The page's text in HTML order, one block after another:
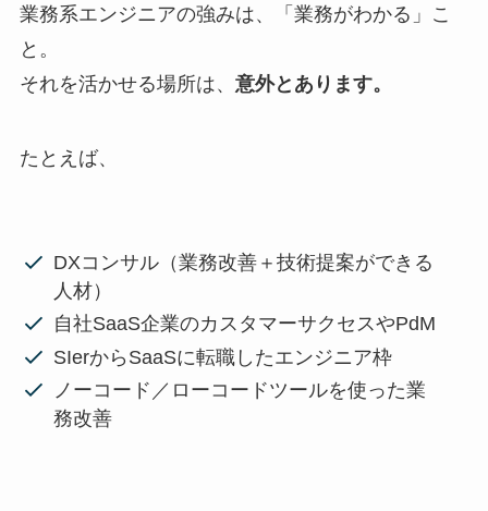
業務系エンジニアの強みは、「業務がわかる」こ
と。
それを活かせる場所は、 意外とあります。
たとえば、
DXコンサル（業務改善＋技術提案ができる
人材）
自社SaaS企業のカスタマーサクセスやPdM
SIerからSaaSに転職したエンジニア枠
ノーコード／ローコードツールを使った業
務改善